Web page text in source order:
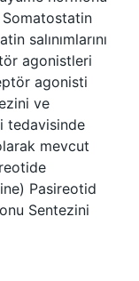
Somatostatin
salınımlarını
agonistleri
agonisti
ve
tedavisinde
mevcut
Pasireotid
Sentezini